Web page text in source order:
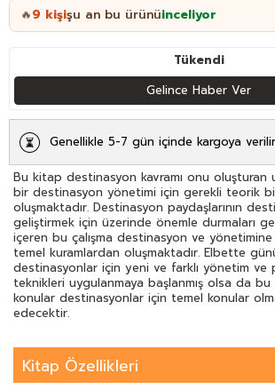
🔥9 kişişu an bu ürünüinceliyor
Tükendi
Gelince Haber Ver
Genellikle 5-7 gün içinde kargoya
Bu kitap destinasyon kavramı onu oluşturan
bir destinasyon yönetimi için gerekli teorik
oluşmaktadır. Destinasyon paydaşlarının
geliştirmek için üzerinde önemle durmaları
içeren bu çalışma destinasyon ve
temel kuramlardan oluşmaktadır. Elbette
destinasyonlar için yeni ve farklı yönetim ve
teknikleri uygulanmaya başlanmış olsa da
konular destinasyonlar için temel konular
edecektir.
Kitap Özellikleri